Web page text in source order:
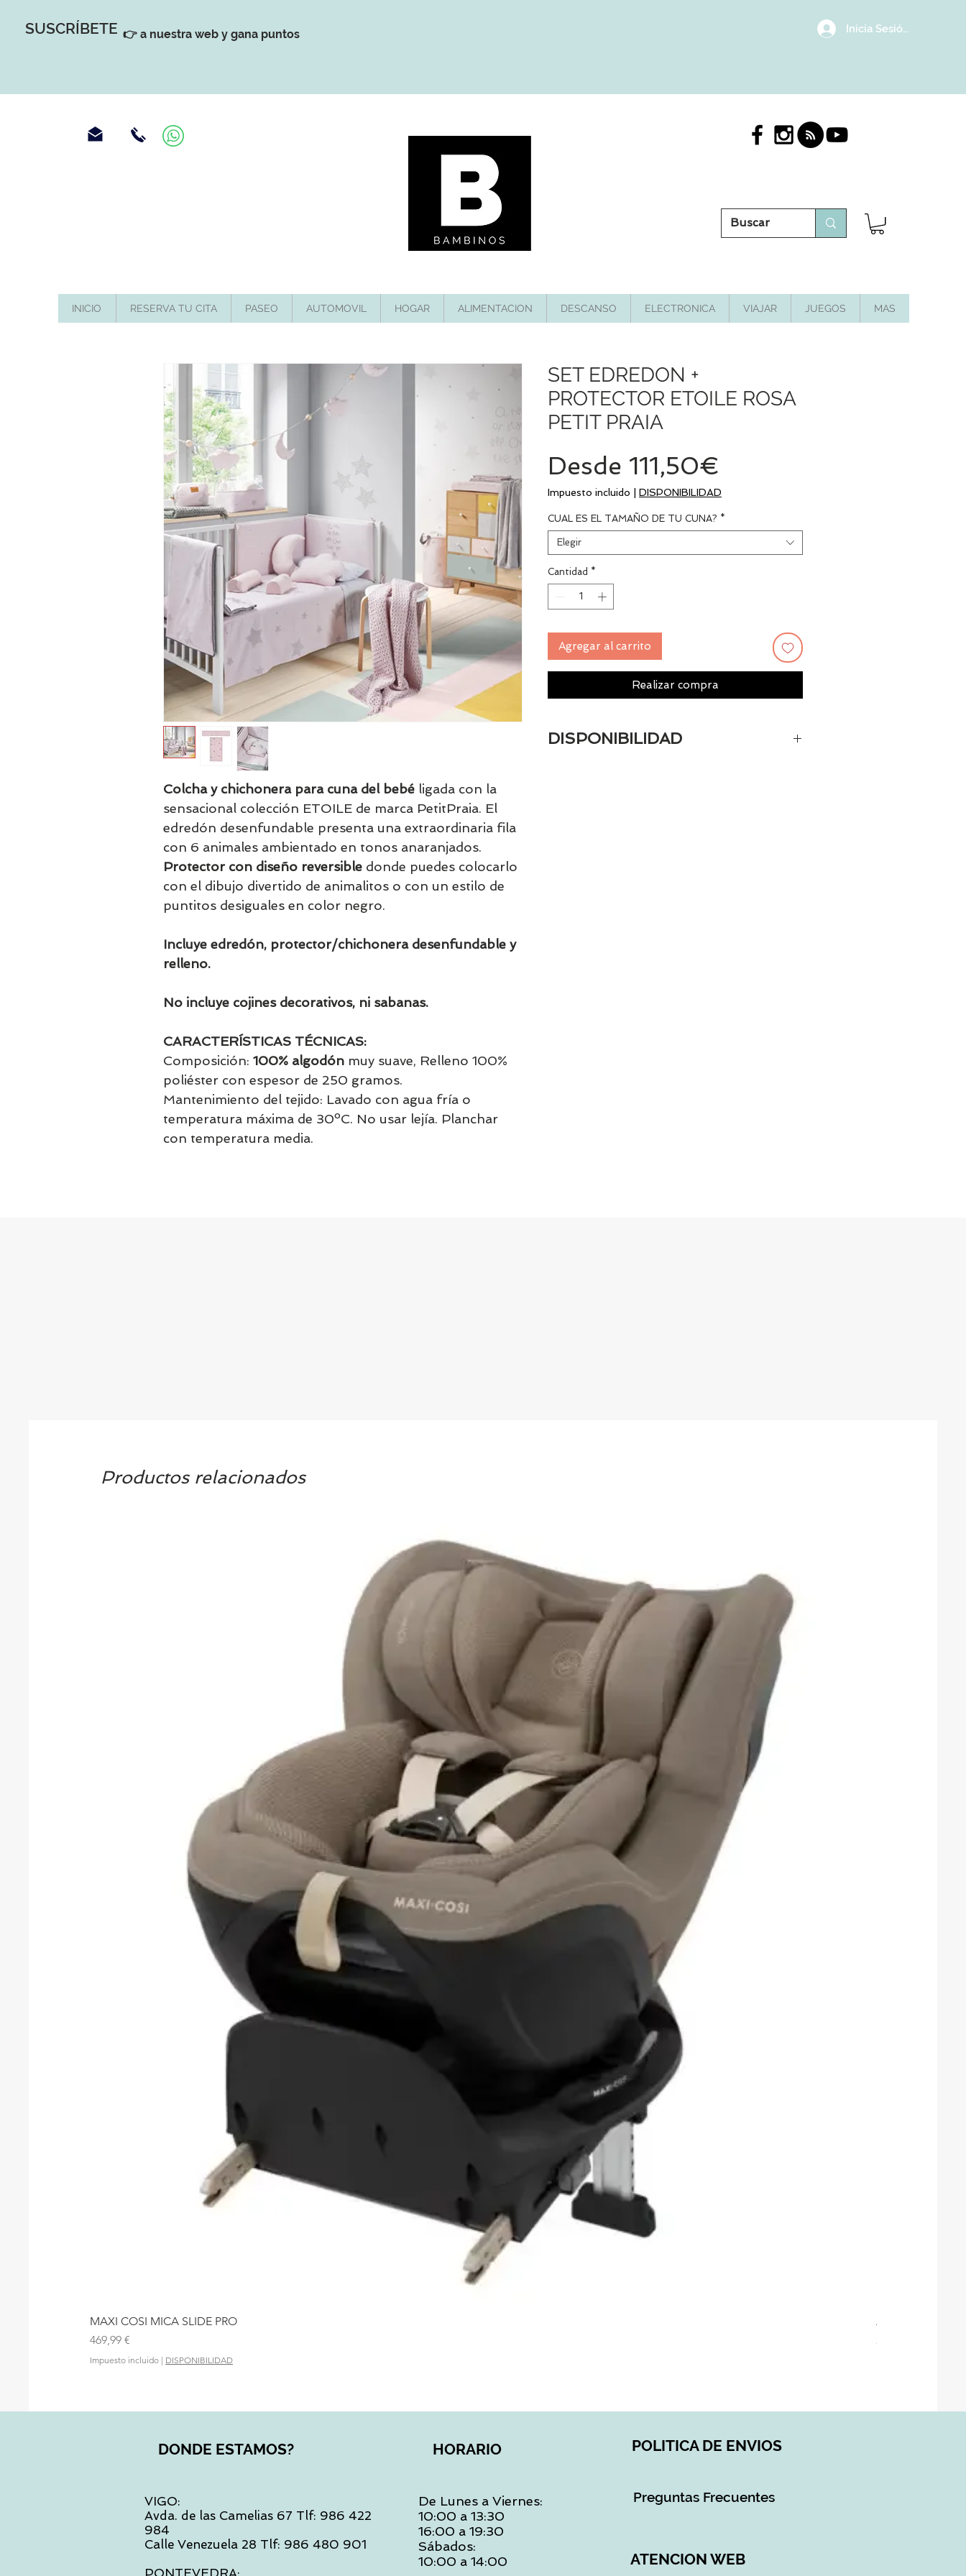
SUSCRÍBETE 👉 a nuestra web y gana puntos Inicia Sesión/
INICIO RESERVA TU CITA PASEO AUTOMOVIL HOGAR ALIMENTACION DESCANSO ELECTRONICA VIAJAR JUEGOS MAS
Colcha y chichonera para cuna del bebé ligada con la
sensacional colección ETOILE de marca PetitPraia. El
edredón desenfundable presenta una extraordinaria fila
con 6 animales ambientado en tonos anaranjados.
Protector con diseño reversible donde puedes colocarlo
con el dibujo divertido de animalitos o con un estilo de
puntitos desiguales en color negro.
Incluye edredón, protector/chichonera desenfundable y
relleno.
No incluye cojines decorativos, ni sabanas.
CARACTERÍSTICAS TÉCNICAS:
Composición: 100% algodón muy suave, Relleno 100%
poliéster con espesor de 250 gramos.
Mantenimiento del tejido: Lavado con agua fría o
temperatura máxima de 30ºC. No usar lejía. Planchar
con temperatura media.
SET EDREDON +
PROTECTOR ETOILE ROSA
PETIT PRAIA
Desde 111,50€
de
oferta
Impuesto incluido DISPONIBILIDAD
CUAL ES EL TAMAÑO DE TU CUNA? *
Elegir
Cantidad *
Agregar al carrito
Realizar compra
DISPONIBILIDAD
Productos relacionados
MAXI COSI MICA SLIDE PRO
Precio
469,99 €
Impuesto incluido | DISPONIBILIDAD
ASIENTO BAÑO
28,90 €
DONDE ESTAMOS?
VIGO:
Avda. de las Camelias 67 Tlf: 986 422
984
Calle Venezuela 28 Tlf: 986 480 901
PONTEVEDRA:
HORARIO POLITICA DE ENVIOS
De Lunes a Viernes:
10:00 a 13:30
16:00 a 19:30
Sábados:
10:00 a 14:00
Preguntas Frecuentes
ATENCION WEB